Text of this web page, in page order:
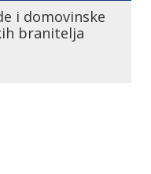
i domovinske
branitelja